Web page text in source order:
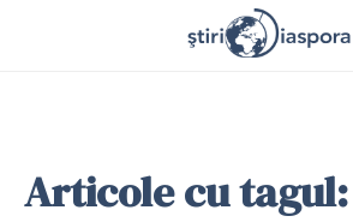
Articole cu